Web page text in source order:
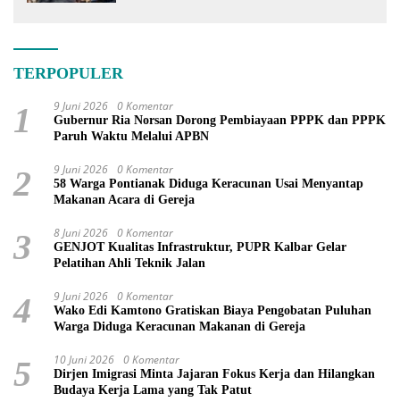
TERPOPULER
1 9 Juni 2026 0 Komentar
Gubernur Ria Norsan Dorong Pembiayaan PPPK dan PPPK
Paruh Waktu Melalui APBN
2 9 Juni 2026 0 Komentar
58 Warga Pontianak Diduga Keracunan Usai Menyantap
Makanan Acara di Gereja
3 8 Juni 2026 0 Komentar
GENJOT Kualitas Infrastruktur, PUPR Kalbar Gelar
Pelatihan Ahli Teknik Jalan
4 9 Juni 2026 0 Komentar
Wako Edi Kamtono Gratiskan Biaya Pengobatan Puluhan
Warga Diduga Keracunan Makanan di Gereja
5 10 Juni 2026 0 Komentar
Dirjen Imigrasi Minta Jajaran Fokus Kerja dan Hilangkan
Budaya Kerja Lama yang Tak Patut